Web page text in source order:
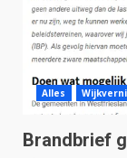
Alles
Brandbrief